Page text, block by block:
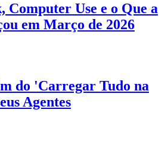
Computer Use e o Que a
em Março de 2026
do 'Carregar Tudo na
Agentes